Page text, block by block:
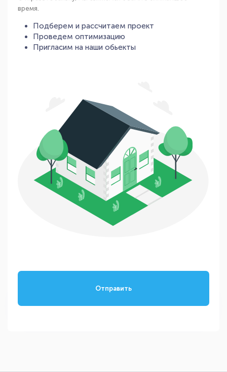
время.
Подберем и рассчитаем проект
Проведем оптимизацию
Пригласим на наши обьекты
Отправить